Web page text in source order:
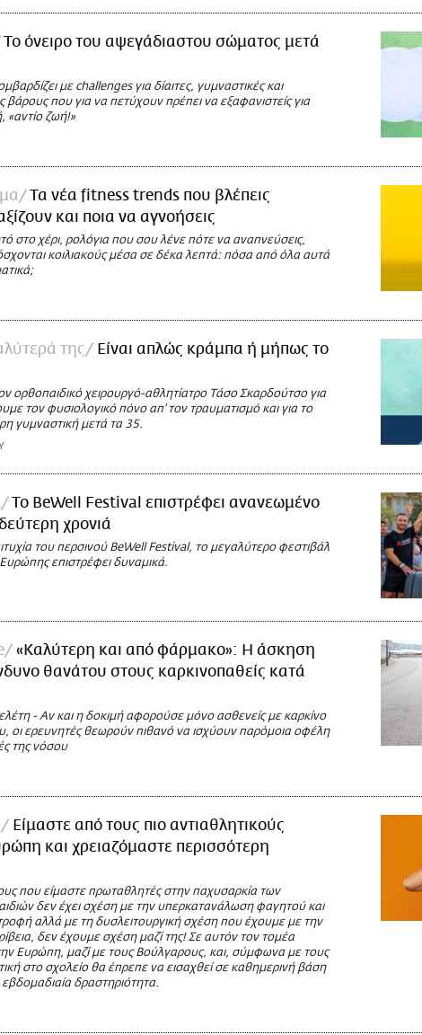
Το όνειρο του αψεγάδιαστου σώματος μετά
με challenges για δίαιτες, γυμναστικές και
που για να πετύχουν πρέπει να εξαφανιστείς για
«αντίο ζωή!»
Τα νέα fitness trends που βλέπεις
και ποια να αγνοήσεις
στο χέρι, ρολόγια που σου λένε πότε να αναπνεύσεις,
κοιλιακούς μέσα σε δέκα λεπτά: πόσα από όλα αυτά
της
Είναι απλώς κράμπα ή μήπως το
ορθοπαιδικό χειρουργό-αθλητίατρο Τάσο Σκαρδούτσο για
τον φυσιολογικό πόνο απ’ τον τραυματισμό και για το
γυμναστική μετά τα 35.
Το BeWell Festival επιστρέφει ανανεωμένο
χρονιά
του περσινού BeWell Festival, το μεγαλύτερο φεστιβάλ
Ευρώπης επιστρέφει δυναμικά.
«Καλύτερη και από φάρμακο»: Η άσκηση
θανάτου στους καρκινοπαθείς κατά
- Αν και η δοκιμή αφορούσε μόνο ασθενείς με καρκίνο
οι ερευνητές θεωρούν πιθανό να ισχύουν παρόμοια οφέλη
της νόσου
Είμαστε από τους πιο αντιαθλητικούς
και χρειαζόμαστε περισσότερη
που είμαστε πρωταθλητές στην παχυσαρκία των
δεν έχει σχέση με την υπερκατανάλωση φαγητού και
αλλά με τη δυσλειτουργική σχέση που έχουμε με την
δεν έχουμε σχέση μαζί της! Σε αυτόν τον τομέα
Ευρώπη, μαζί με τους Βούλγαρους, και, σύμφωνα με τους
στο σχολείο θα έπρεπε να εισαχθεί σε καθημερινή βάση
εβδομαδιαία δραστηριότητα.